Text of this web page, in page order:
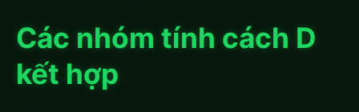
Các nhóm tính cách D
kết hợp